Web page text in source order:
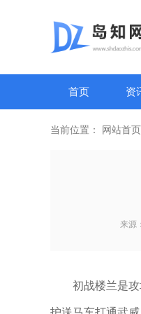
首页 资
当前位置： 网站首页
来源：
初战楼兰是